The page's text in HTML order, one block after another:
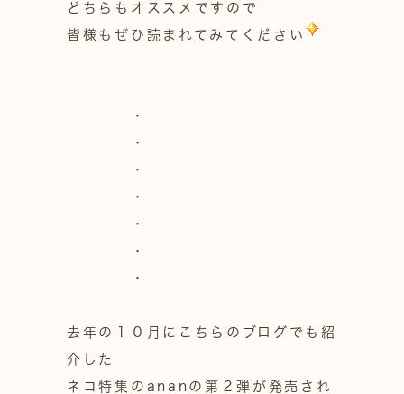
どちらもオススメですので
皆様もぜひ読まれてみてください
・
・
・
・
・
・
・
去年の１０月にこちらのブログでも紹
介した
ネコ特集のananの第２弾が発売され